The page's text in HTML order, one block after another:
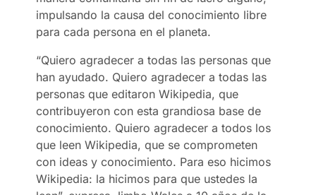
impulsando la causa del conocimiento libre
para cada persona en el planeta.
“Quiero agradecer a todas las personas que
han ayudado. Quiero agradecer a todas las
personas que editaron Wikipedia, que
contribuyeron con esta grandiosa base de
conocimiento. Quiero agradecer a todos los
que leen Wikipedia, que se comprometen
con ideas y conocimiento. Para eso hicimos
Wikipedia: la hicimos para que ustedes la